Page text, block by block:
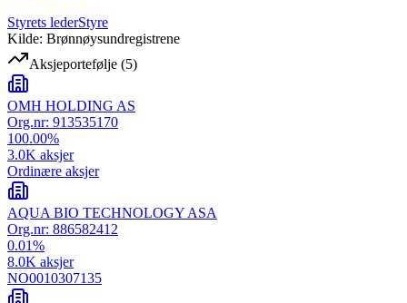
Styrets lederStyre
Kilde: Brønnøysundregistrene
Aksjeportefølje (5)
OMH HOLDING AS
Org.nr: 913535170
100.00%
3.0K aksjer
Ordinære aksjer
AQUA BIO TECHNOLOGY ASA
Org.nr: 886582412
0.01%
8.0K aksjer
NO0010307135